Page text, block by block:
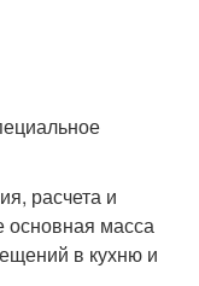
расчета и
основная масса
в кухню и